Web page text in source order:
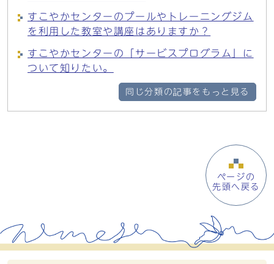
すこやかセンターのプールやトレーニングジム
を利用した教室や講座はありますか？
すこやかセンターの「サービスプログラム」に
ついて知りたい。
同じ分類の記事をもっと見る
ページの
先頭へ戻る